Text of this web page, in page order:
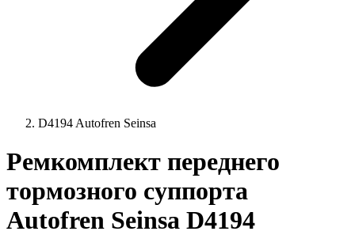
D4194 Autofren Seinsa
Ремкомплект переднего
тормозного суппорта
Autofren Seinsa D4194